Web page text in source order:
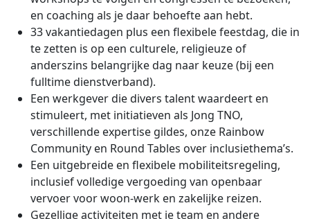
en coaching als je daar behoefte aan hebt.
33 vakantiedagen plus een flexibele feestdag, die in
te zetten is op een culturele, religieuze of
anderszins belangrijke dag naar keuze (bij een
fulltime dienstverband).
Een werkgever die divers talent waardeert en
stimuleert, met initiatieven als Jong TNO,
verschillende expertise gildes, onze Rainbow
Community en Round Tables over inclusiethema’s.
Een uitgebreide en flexibele mobiliteitsregeling,
inclusief volledige vergoeding van openbaar
vervoer voor woon-werk en zakelijke reizen.
Gezellige activiteiten met je team en andere